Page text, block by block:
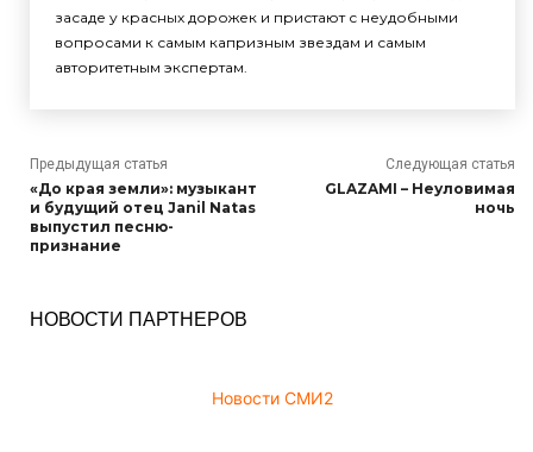
засаде у красных дорожек и пристают с неудобными
вопросами к самым капризным звездам и самым
авторитетным экспертам.
Предыдущая статья
«До края земли»: музыкант
и будущий отец Janil Natas
выпустил песню-
признание
Следующая статья
GLAZAMI – Неуловимая
ночь
НОВОСТИ ПАРТНЕРОВ
Новости СМИ2